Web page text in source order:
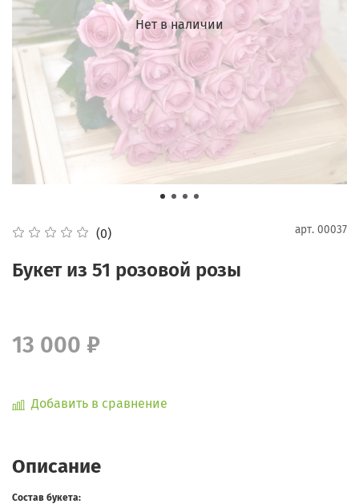
Нет в наличии
(0) арт. 00037
Букет из 51 розовой розы
13 000 ₽
Добавить в сравнение
Описание
Состав букета: